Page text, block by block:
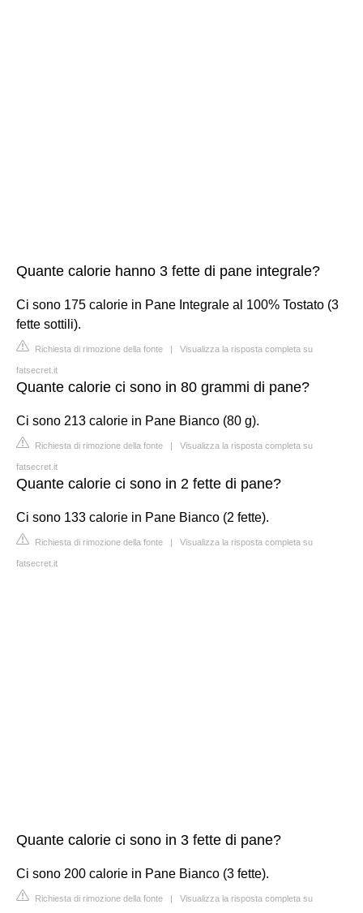
Quante calorie hanno 3 fette di pane integrale?
Ci sono 175 calorie in Pane Integrale al 100% Tostato (3
fette sottili).
Richiesta di rimozione della fonte | Visualizza la risposta completa su
fatsecret.it
Quante calorie ci sono in 80 grammi di pane?
Ci sono 213 calorie in Pane Bianco (80 g).
Richiesta di rimozione della fonte | Visualizza la risposta completa su
fatsecret.it
Quante calorie ci sono in 2 fette di pane?
Ci sono 133 calorie in Pane Bianco (2 fette).
Richiesta di rimozione della fonte | Visualizza la risposta completa su
fatsecret.it
Quante calorie ci sono in 3 fette di pane?
Ci sono 200 calorie in Pane Bianco (3 fette).
Richiesta di rimozione della fonte | Visualizza la risposta completa su